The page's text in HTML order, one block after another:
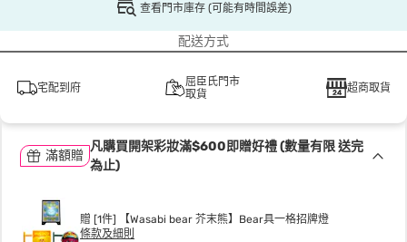
查看門市庫存 (可能有時間誤差)
配送方式
宅配到府
屈臣氏門市
取貨
超商取貨
滿額贈
凡購買開架彩妝滿$600即贈好禮 (數量有限 送完
為止)
贈 [1件] 【Wasabi bear 芥末熊】Bear具一格招牌燈
條款及細則